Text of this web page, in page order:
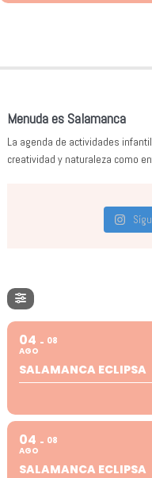
Menuda es Salamanca
La agenda de actividades
creatividad y naturaleza como
04
AGO
08
SALAMANCA ECLIPSA
04
AGO
08
SALAMANCA ECLIPSA